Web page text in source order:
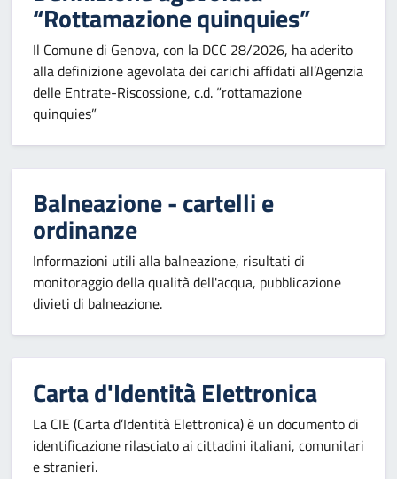
“Rottamazione quinquies”
Il Comune di Genova, con la DCC 28/2026, ha aderito
alla definizione agevolata dei carichi affidati all’Agenzia
delle Entrate-Riscossione, c.d. “rottamazione
quinquies”
Balneazione - cartelli e
ordinanze
Informazioni utili alla balneazione, risultati di
monitoraggio della qualità dell'acqua, pubblicazione
divieti di balneazione.
Carta d'Identità Elettronica
La CIE (Carta d’Identità Elettronica) è un documento di
identificazione rilasciato ai cittadini italiani, comunitari
e stranieri.